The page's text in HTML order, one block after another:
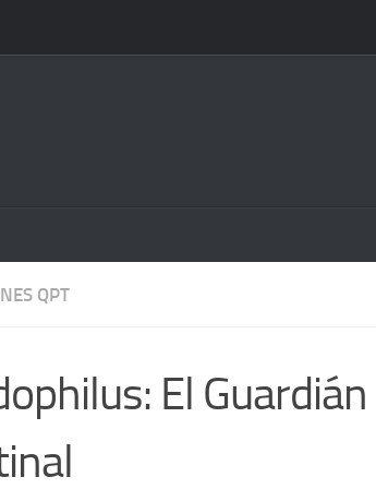
QPT
El Guardián